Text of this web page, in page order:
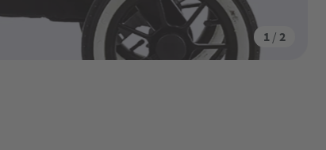
1 /2